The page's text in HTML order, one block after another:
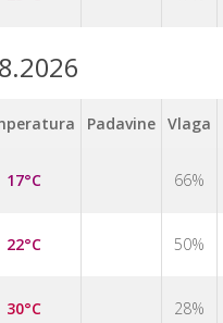
Padavine Vlaga
17°C 66%
22°C 50%
30°C 28%